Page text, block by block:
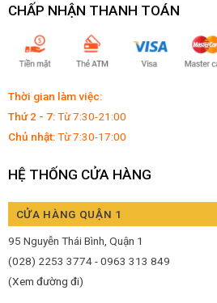
CHẤP NHẬN THANH TOÁN
Thời gian làm việc:
Thứ 2 - 7:Từ 7:30-21:00
Chủ nhật:Từ 7:30-17:00
HỆ THỐNG CỬA HÀNG
CỬA HÀNG QUẬN 1
95 Nguyễn Thái Bình, Quận 1
(028) 2253 3774 - 0963 313 849
(Xem đường đi)